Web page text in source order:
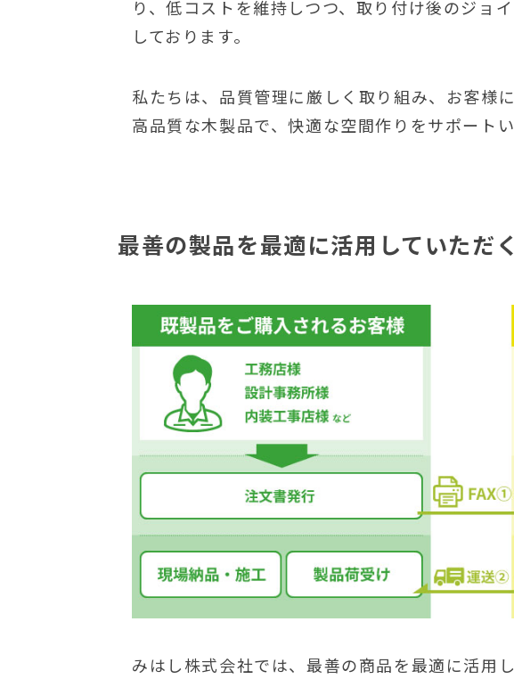
り、低コストを維持しつつ、取り付け後のジョ
しております。
私たちは、品質管理に厳しく取り組み、お客様
高品質な木製品で、快適な空間作りをサポートい
最善の製品を最適に活用していただ
みはし株式会社では、最善の商品を最適に活用